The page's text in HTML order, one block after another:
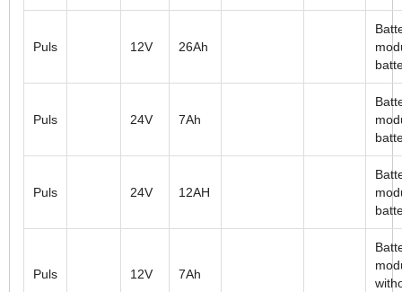
Puls 12V 26Ah
Puls 24V 7Ah
Puls 24V 12AH
Puls 12V 7Ah